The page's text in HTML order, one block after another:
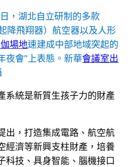
，湖北自立研制的多款
降飛翔器）航空器以及人形
場地速建成中部地域突起的
夜會”上表態。新華會議室出
系統是新質生孩子力的財產
出，打造集成電路、航空航
經濟等新興支柱財產，培養
科技、具身智能、腦機接口